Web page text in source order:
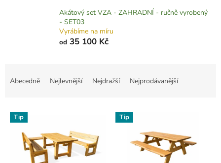
Akátový set VZA - ZAHRADNÍ - ručně vyrobený
- SET03
Vyrábíme na míru
od 35 100 Kč
Abecedně Nejlevnější Nejdražší Nejprodávanější
V Tip Tip